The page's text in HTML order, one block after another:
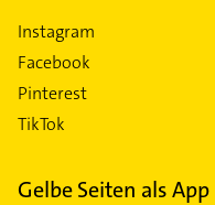
Instagram
Facebook
Pinterest
TikTok
Gelbe Seiten als App